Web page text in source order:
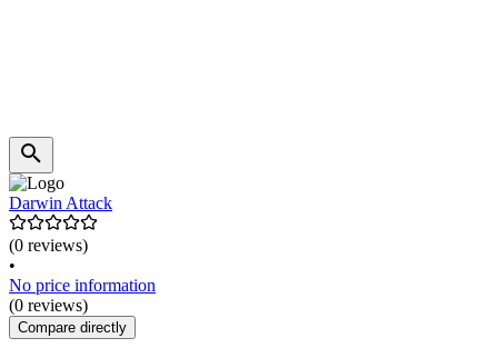
Darwin Attack
(0 reviews)
•
No price information
(0 reviews)
Compare directly